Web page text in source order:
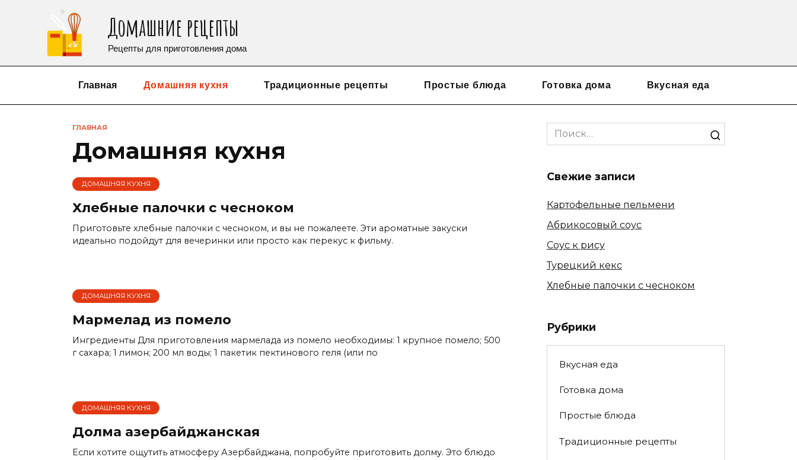
содержанию
Домашние рецепты
Рецепты для приготовления дома
Главная Домашняя кухня Традиционные рецепты Простые блюда Готовка дома Вкусная еда
ГЛАВНАЯ
Домашняя кухня
ДОМАШНЯЯ КУХНЯ
Хлебные палочки с чесноком
Приготовьте хлебные палочки с чесноком, и вы не пожалеете. Эти ароматные закуски
идеально подойдут для вечеринки или просто как перекус к фильму.
ДОМАШНЯЯ КУХНЯ
Мармелад из помело
Ингредиенты Для приготовления мармелада из помело необходимы: 1 крупное помело; 500
г сахара; 1 лимон; 200 мл воды; 1 пакетик пектинового геля (или по
ДОМАШНЯЯ КУХНЯ
Долма азербайджанская
Если хотите ощутить атмосферу Азербайджана, попробуйте приготовить долму. Это блюдо
Search
for:
Свежие записи
Картофельные пельмени
Абрикосовый соус
Соус к рису
Турецкий кекс
Хлебные палочки с чесноком
Рубрики
Вкусная еда
Готовка дома
Простые блюда
Традиционные рецепты